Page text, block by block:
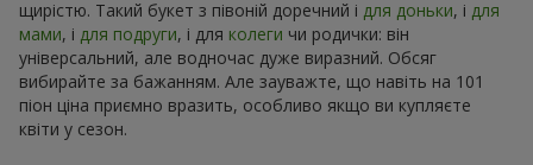
щирістю. Такий букет з півоній доречний і для доньки, і для
мами, і для подруги, і для колеги чи родички: він
універсальний, але водночас дуже виразний. Обсяг
вибирайте за бажанням. Але зауважте, що навіть на 101
піон ціна приємно вразить, особливо якщо ви купляєте
квіти у сезон.